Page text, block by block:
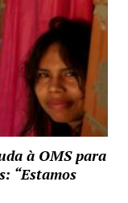
à OMS para
“Estamos